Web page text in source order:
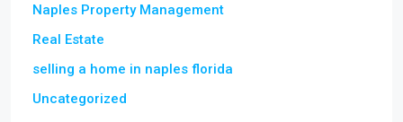
Naples Property Management
Real Estate
selling a home in naples florida
Uncategorized